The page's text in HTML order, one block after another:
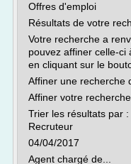
Offres d'emploi
Résultats de votre
Votre recherche a
pouvez affiner celle-ci
en cliquant sur le
Affiner une recherche
Affiner votre
Trier les résultats par
Recruteur
04/04/2017
Agent chargé de...